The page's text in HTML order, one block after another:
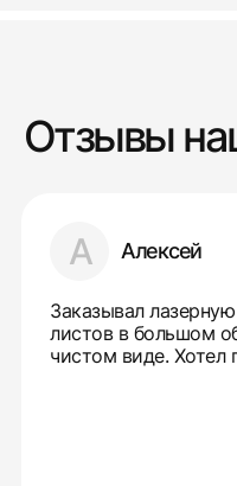
Отзывы
А Алексей
Заказывал
листов в большом
чистом виде. Хотел